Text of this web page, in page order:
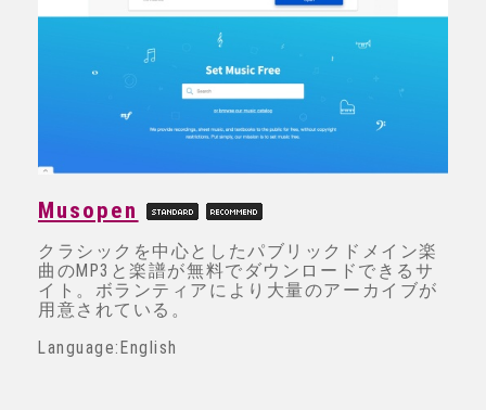
Musopen
クラシックを中心としたパブリックドメイン楽
曲のMP3と楽譜が無料でダウンロードできるサ
イト。ボランティアにより大量のアーカイブが
用意されている。
Language:English